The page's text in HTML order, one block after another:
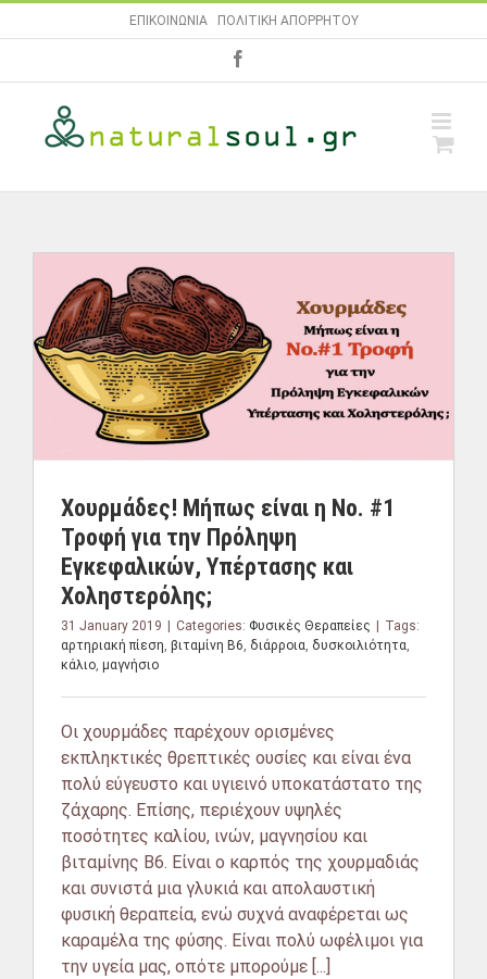
to
ΕΠΙΚΟΙΝΩΝΙΑ| ΠΟΛΙΤΙΚΗ ΑΠΟΡΡΗΤΟΥ
Χουρμάδες! Μήπως είναι η Νο. #1
Τροφή για την Πρόληψη
Εγκεφαλικών, Υπέρτασης και
Χοληστερόλης;
31 January 2019 Categories: Φυσικές Θεραπείες
Tags:
αρτηριακή πίεση, βιταμίνη Β6, διάρροια, δυσκοιλιότητα,
κάλιο, μαγνήσιο
Οι χουρμάδες παρέχουν ορισμένες
εκπληκτικές θρεπτικές ουσίες και είναι ένα
πολύ εύγευστο και υγιεινό υποκατάστατο της
ζάχαρης. Επίσης, περιέχουν υψηλές
ποσότητες καλίου, ινών, μαγνησίου και
βιταμίνης Β6. Είναι ο καρπός της χουρμαδιάς
και συνιστά μια γλυκιά και απολαυστική
φυσική θεραπεία, ενώ συχνά αναφέρεται ως
καραμέλα της φύσης. Είναι πολύ ωφέλιμοι για
την υγεία μας, οπότε μπορούμε [...]